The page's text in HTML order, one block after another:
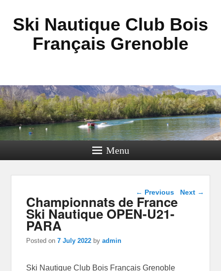
Ski Nautique Club Bois
Français Grenoble
Menu
Post navigation
← Previous Next →
Championnats de France
Ski Nautique OPEN-U21-
PARA
Posted on7 July 2022 byadmin
Ski Nautique Club Bois Français Grenoble